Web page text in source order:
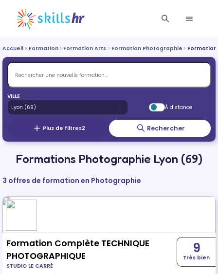
Accueil Formation Formation Arts Formation Photographie Formation
VILLE
À distance
Plus de filtres2 Rechercher
Formations Photographie Lyon (69)
3 offres de formation en Photographie
Formation Complète TECHNIQUE
PHOTOGRAPHIQUE
STUDIO LE CARRÉ
9
Très bien